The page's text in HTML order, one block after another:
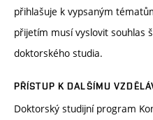
přihlašuje k vypsaným
přijetím musí vyslovit souhlas
doktorského studia.
PŘÍSTUP K DALŠÍMU
Doktorský studijní program